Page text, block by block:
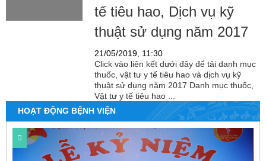
tế tiêu hao, Dịch vụ kỹ
thuật sử dụng năm 2017
21/05/2019, 11:30
Click vào liên kết dưới đây để tải danh mục
thuốc, vật tư y tế tiêu hao và dịch vụ kỹ
thuật sử dụng năm 2017 Danh mục thuốc,
Vật tư y tế tiêu hao ...
HOẠT ĐỘNG BỆNH VIỆN